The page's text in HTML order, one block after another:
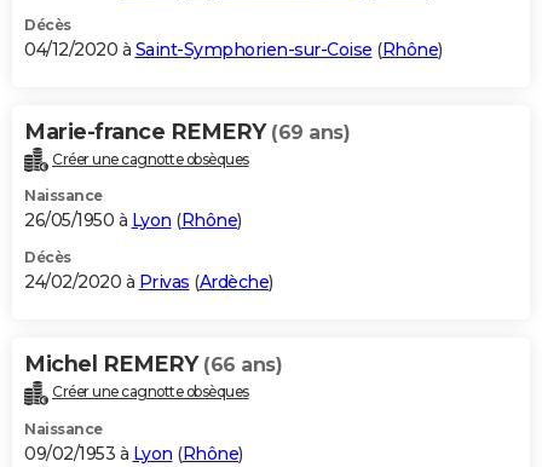
Décès
04/12/2020 à Saint-Symphorien-sur-Coise (Rhône)
Marie-france REMERY (69 ans)
Créer une cagnotte obsèques
Naissance
26/05/1950 à Lyon (Rhône)
Décès
24/02/2020 à Privas (Ardèche)
Michel REMERY (66 ans)
Créer une cagnotte obsèques
Naissance
09/02/1953 à Lyon (Rhône)